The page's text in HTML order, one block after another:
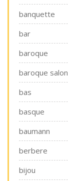
banquette
bar
baroque
baroque salon
bas
basque
baumann
berbere
bijou